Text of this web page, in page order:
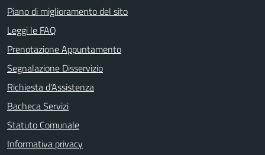
Piano di miglioramento del sito
Leggi le FAQ
Prenotazione Appuntamento
Segnalazione Disservizio
Richiesta d'Assistenza
Bacheca Servizi
Statuto Comunale
Informativa privacy